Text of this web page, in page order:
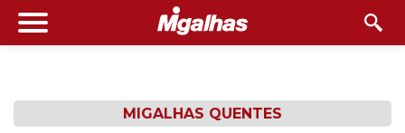
MIGALHAS QUENTES